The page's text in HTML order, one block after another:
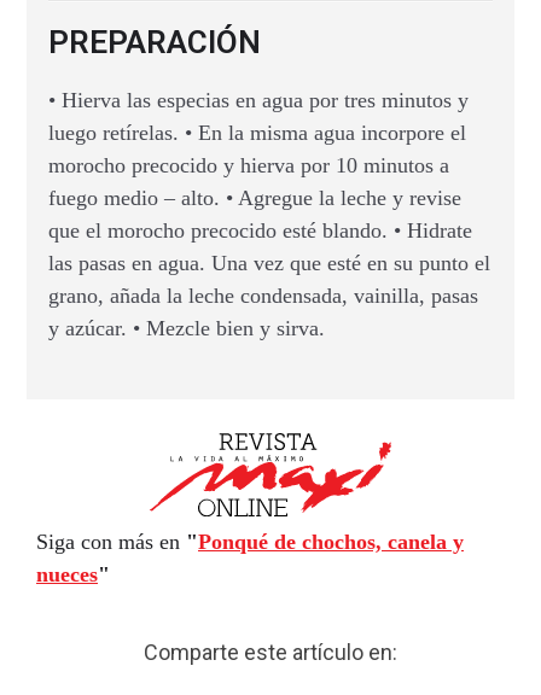
PREPARACIÓN
• Hierva las especias en agua por tres minutos y
luego retírelas. • En la misma agua incorpore el
morocho precocido y hierva por 10 minutos a
fuego medio – alto. • Agregue la leche y revise
que el morocho precocido esté blando. • Hidrate
las pasas en agua. Una vez que esté en su punto el
grano, añada la leche condensada, vainilla, pasas
y azúcar. • Mezcle bien y sirva.
Siga con más en "Ponqué de chochos, canela y
nueces"
Comparte este artículo en: